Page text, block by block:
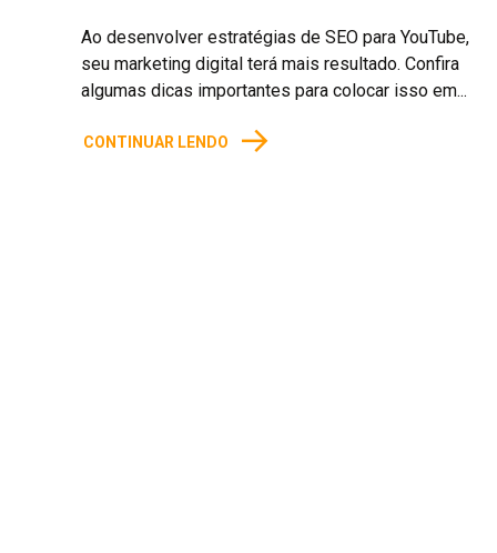
Ao desenvolver estratégias de SEO para YouTube,
seu marketing digital terá mais resultado. Confira
algumas dicas importantes para colocar isso em...
CONTINUAR LENDO →